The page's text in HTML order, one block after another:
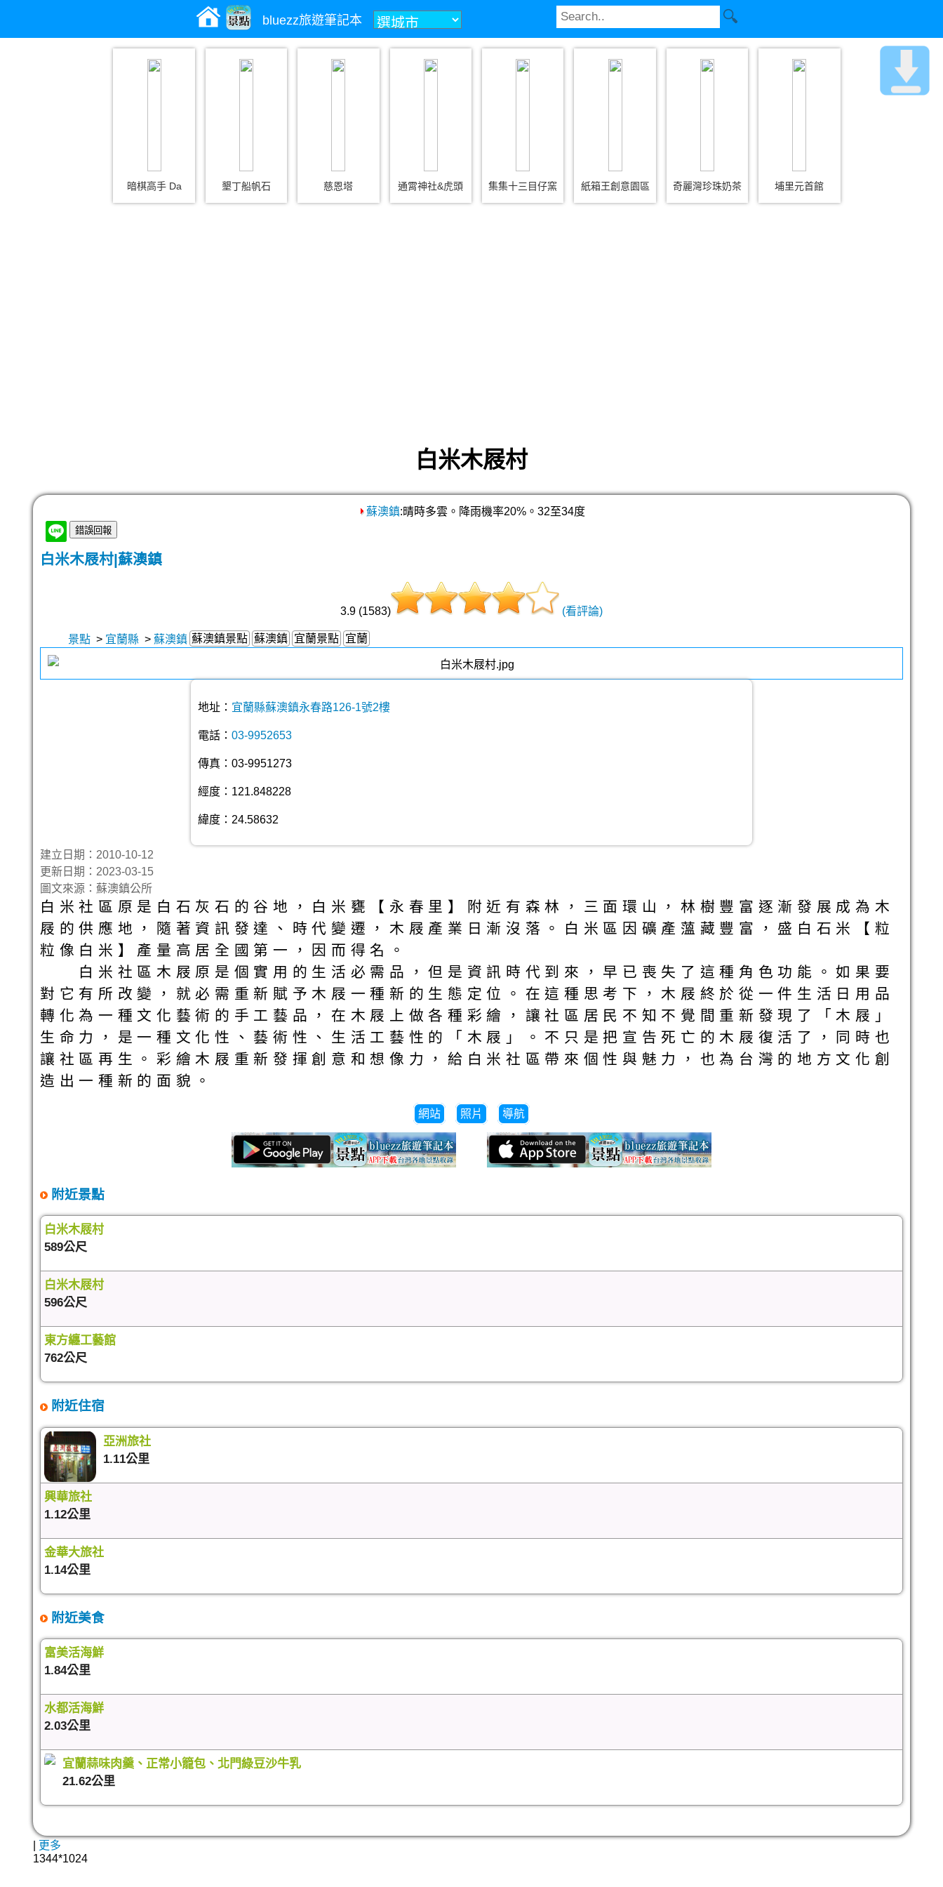
bluezz旅遊筆記本
暗棋高手 Da 墾丁船帆石 慈恩塔 通霄神社&虎頭 集集十三目仔窯 紙箱王創意園區 奇麗灣珍珠奶茶 埔里元首館
白米木屐村
蘇澳鎮:晴時多雲。降雨機率20%。32至34度
白米木屐村|蘇澳鎮
3.9 (1583) (看評論)
景點 > 宜蘭縣 > 蘇澳鎮 蘇澳鎮景點 蘇澳鎮 宜蘭景點 宜蘭
地址： 宜蘭縣蘇澳鎮永春路126-1號2樓
電話： 03-9952653
傳真：03-9951273
經度：121.848228
緯度：24.58632
建立日期：2010-10-12
更新日期：2023-03-15
圖文來源：蘇澳鎮公所
白米社區原是白石灰石的谷地，白米甕【永春里】附近有森林，三面環山，林樹豐富逐漸發展成為木
屐的供應地，隨著資訊發達、時代變遷，木屐產業日漸沒落。白米區因礦產薀藏豐富，盛白石米【粒
粒像白米】產量高居全國第一，因而得名。
白米社區木屐原是個實用的生活必需品，但是資訊時代到來，早已喪失了這種角色功能。如果要
對它有所改變，就必需重新賦予木屐一種新的生態定位。在這種思考下，木屐終於從一件生活日用品
轉化為一種文化藝術的手工藝品，在木屐上做各種彩繪，讓社區居民不知不覺間重新發現了「木屐」
生命力，是一種文化性、藝術性、生活工藝性的「木屐」。不只是把宣告死亡的木屐復活了，同時也
讓社區再生。彩繪木屐重新發揮創意和想像力，給白米社區帶來個性與魅力，也為台灣的地方文化創
造出一種新的面貌。
網站 照片 導航
附近景點
白米木屐村
589公尺
白米木屐村
596公尺
東方纏工藝館
762公尺
附近住宿
亞洲旅社
1.11公里
興華旅社
1.12公里
金華大旅社
1.14公里
附近美食
富美活海鮮
1.84公里
水都活海鮮
2.03公里
宜蘭蒜味肉羹、正常小籠包、北門綠豆沙牛乳
21.62公里
更多
1344*1024